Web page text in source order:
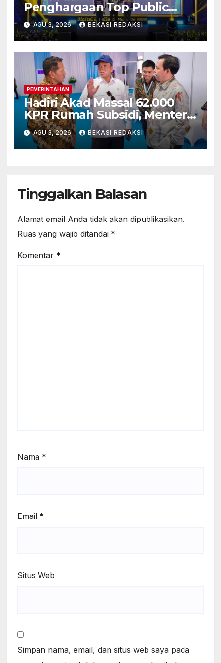
Penghargaan Top Public
Service App Lewat Aplikasi
Sentuh Tanahku
AGU 3, 2026 BEKASI REDAKSI
PEMERINTAHAN
Hadiri Akad Massal 62.000
KPR Rumah Subsidi, Menteri
Nusron: Legalitas Tanah Beri
Kepastian bagi Masyarakat
AGU 3, 2026 BEKASI REDAKSI
Tinggalkan Balasan
Alamat email Anda tidak akan dipublikasikan.
Ruas yang wajib ditandai *
Komentar *
Nama *
Email *
Situs Web
Simpan nama, email, dan situs web saya pada